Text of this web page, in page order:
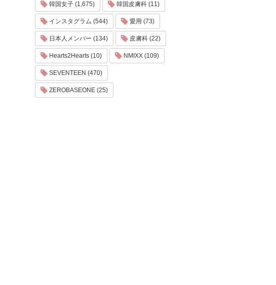
韓国女子 (1,675) 韓国皮膚科 (11)
インスタグラム (544) 愛用 (73)
日本人メンバー (134) 皮膚科 (22)
Hearts2Hearts (10) NMIXX (109)
SEVENTEEN (470)
ZEROBASEONE (25)